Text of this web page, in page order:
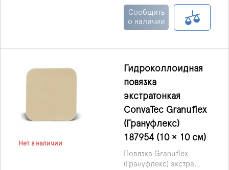
(Великобритания) –
перевязочный
материал, наложение
инфекций и улучшает ее
заживление.
Сообщить
о наличии
Нет в наличии
Гидроколлоидная
повязка
экстратонкая
ConvaTec Granuflex
(Грануфлекс)
187954 (10 × 10 см)
Повязка Granuflex
(Грануфлекс) экстра